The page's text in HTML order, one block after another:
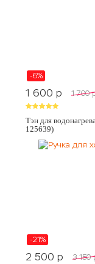
-6%
1 600 p 1 700
Тэн для
125639)
-21%
2 500 p 3 150